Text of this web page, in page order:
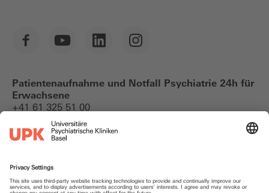
Patientenaufnahme und Notfall Psychiatrie 24h für
Erwachsene
+41 61 325 51 00
Notfallkontakte